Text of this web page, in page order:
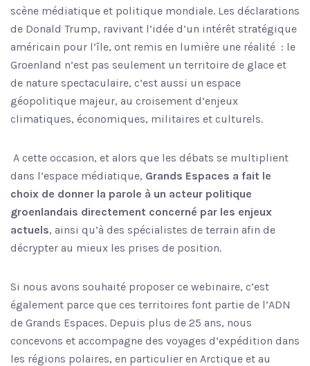
scène médiatique et politique mondiale. Les déclarations
de Donald Trump, ravivant l’idée d’un intérêt stratégique
américain pour l’île, ont remis en lumière une réalité : le
Groenland n’est pas seulement un territoire de glace et
de nature spectaculaire, c’est aussi un espace
géopolitique majeur, au croisement d’enjeux
climatiques, économiques, militaires et culturels.
A cette occasion, et alors que les débats se multiplient
dans l’espace médiatique, Grands Espaces a fait le
choix de donner la parole à un acteur politique
groenlandais directement concerné par les enjeux
actuels, ainsi qu’à des spécialistes de terrain afin de
décrypter au mieux les prises de position.
Si nous avons souhaité proposer ce webinaire, c’est
également parce que ces territoires font partie de l’ADN
de Grands Espaces. Depuis plus de 25 ans, nous
concevons et accompagne des voyages d’expédition dans
les régions polaires, en particulier en Arctique et au